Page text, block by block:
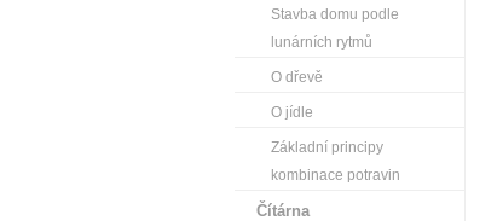
Stavba domu podle
lunárních rytmů
O dřevě
O jídle
Základní principy
kombinace potravin
Čítárna